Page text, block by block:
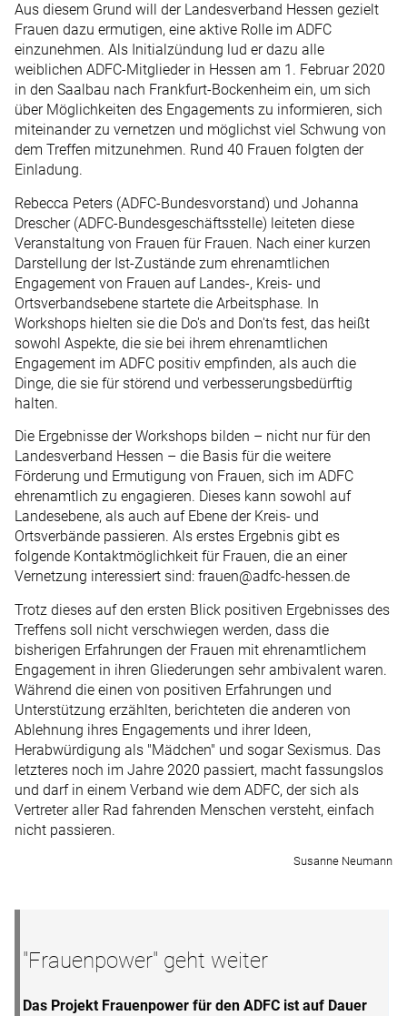
Aus diesem Grund will der Landesverband Hessen gezielt
Frauen dazu ermutigen, eine aktive Rolle im ADFC
einzunehmen. Als Initialzündung lud er dazu alle
weiblichen ADFC-Mitglieder in Hessen am 1. Februar 2020
in den Saalbau nach Frankfurt-Bockenheim ein, um sich
über Möglichkeiten des Engagements zu informieren, sich
miteinander zu vernetzen und möglichst viel Schwung von
dem Treffen mitzunehmen. Rund 40 Frauen folgten der
Einladung.
Rebecca Peters (ADFC-Bundesvorstand) und Johanna
Drescher (ADFC-Bundesgeschäftsstelle) leiteten diese
Veranstaltung von Frauen für Frauen. Nach einer kurzen
Darstellung der Ist-Zustände zum ehrenamtlichen
Engagement von Frauen auf Landes-, Kreis- und
Ortsverbandsebene startete die Arbeitsphase. In
Workshops hielten sie die Do's and Don'ts fest, das heißt
sowohl Aspekte, die sie bei ihrem ehrenamtlichen
Engagement im ADFC positiv empfinden, als auch die
Dinge, die sie für störend und verbesserungsbedürftig
halten.
Die Ergebnisse der Workshops bilden – nicht nur für den
Landesverband Hessen – die Basis für die weitere
Förderung und Ermutigung von Frauen, sich im ADFC
ehrenamtlich zu engagieren. Dieses kann sowohl auf
Landesebene, als auch auf Ebene der Kreis- und
Ortsverbände passieren. Als erstes Ergebnis gibt es
folgende Kontaktmöglichkeit für Frauen, die an einer
Vernetzung interessiert sind: frauen@adfc-hessen.de
Trotz dieses auf den ersten Blick positiven Ergebnisses des
Treffens soll nicht verschwiegen werden, dass die
bisherigen Erfahrungen der Frauen mit ehrenamtlichem
Engagement in ihren Gliederungen sehr ambivalent waren.
Während die einen von positiven Erfahrungen und
Unterstützung erzählten, berichteten die anderen von
Ablehnung ihres Engagements und ihrer Ideen,
Herabwürdigung als "Mädchen" und sogar Sexismus. Das
letzteres noch im Jahre 2020 passiert, macht fassungslos
und darf in einem Verband wie dem ADFC, der sich als
Vertreter aller Rad fahrenden Menschen versteht, einfach
nicht passieren.
Susanne Neumann
"Frauenpower" geht weiter
Das Projekt Frauenpower für den ADFC ist auf Dauer